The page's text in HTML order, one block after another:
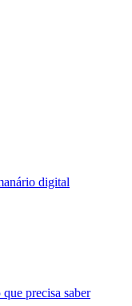
digital
precisa saber